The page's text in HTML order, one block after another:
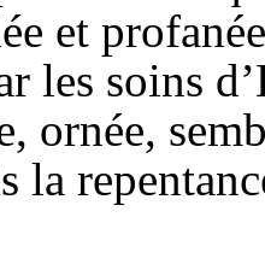
et
les soins
ornée,
la